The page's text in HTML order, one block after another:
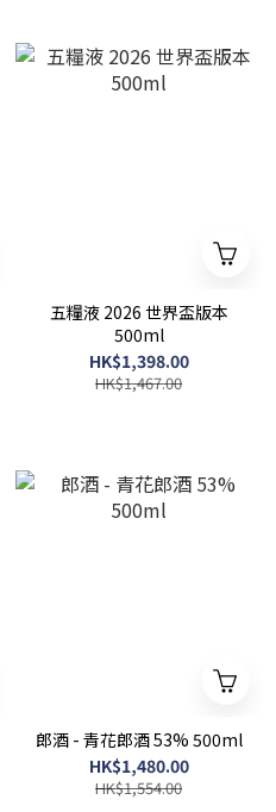
五糧液 2026 世界盃版本
500ml
HK$1,398.00
HK$1,467.00
郎酒 - 青花郎酒 53% 500ml
HK$1,480.00
HK$1,554.00